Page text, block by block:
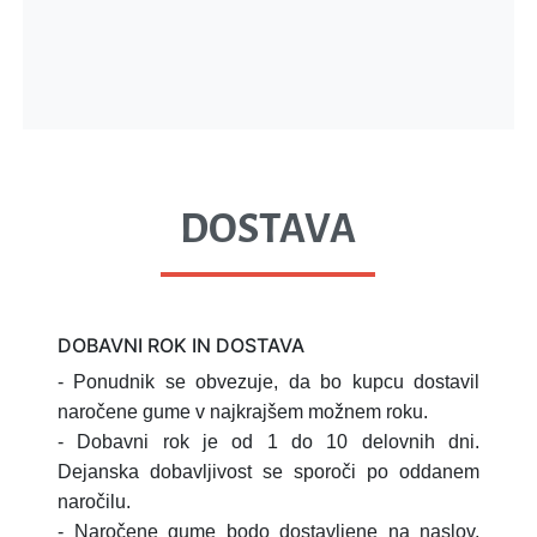
DOSTAVA
DOBAVNI ROK IN DOSTAVA
- Ponudnik se obvezuje, da bo kupcu dostavil
naročene gume v najkrajšem možnem roku.
- Dobavni rok je od 1 do 10 delovnih dni.
Dejanska dobavljivost se sporoči po oddanem
naročilu.
- Naročene gume bodo dostavljene na naslov,